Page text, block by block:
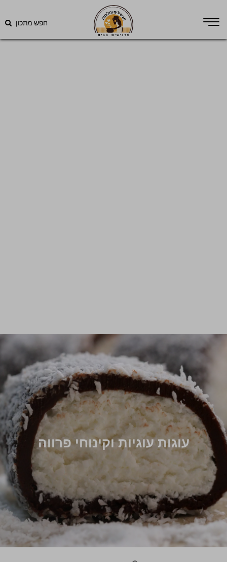
חפש מתכון
עוגות עוגיות וקינוחי פרווה